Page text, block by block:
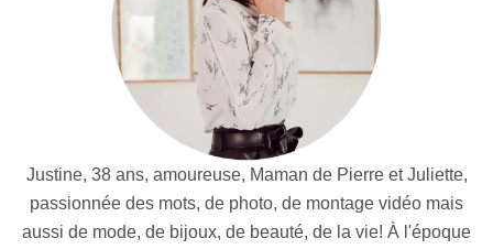
Justine, 38 ans, amoureuse, Maman de Pierre et Juliette,
passionnée des mots, de photo, de montage vidéo mais
aussi de mode, de bijoux, de beauté, de la vie! À l'époque